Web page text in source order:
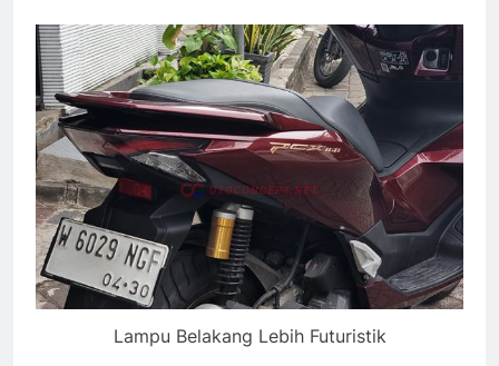
Lampu Belakang Lebih Futuristik